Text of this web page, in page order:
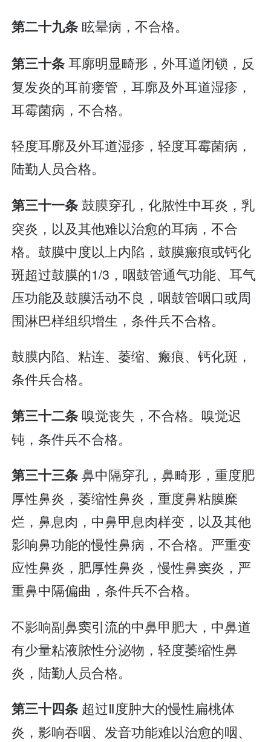
第二十九条 眩晕病，不合格。
第三十条耳廓明显畸形，外耳道闭锁，反
复发炎的耳前瘘管，耳廓及外耳道湿疹，
耳霉菌病，不合格。
轻度耳廓及外耳道湿疹，轻度耳霉菌病，
陆勤人员合格。
第三十一条鼓膜穿孔，化脓性中耳炎，乳
突炎，以及其他难以治愈的耳病，不合
格。鼓膜中度以上内陷，鼓膜瘢痕或钙化
斑超过鼓膜的1/3，咽鼓管通气功能、耳气
压功能及鼓膜活动不良，咽鼓管咽口或周
围淋巴样组织增生，条件兵不合格。
鼓膜内陷、粘连、萎缩、瘢痕、钙化斑，
条件兵合格。
第三十二条 嗅觉丧失，不合格。嗅觉迟
钝，条件兵不合格。
第三十三条鼻中隔穿孔，鼻畸形，重度肥
厚性鼻炎，萎缩性鼻炎，重度鼻粘膜糜
烂，鼻息肉，中鼻甲息肉样变，以及其他
影响鼻功能的慢性鼻病，不合格。严重变
应性鼻炎，肥厚性鼻炎，慢性鼻窦炎，严
重鼻中隔偏曲，条件兵不合格。
不影响副鼻窦引流的中鼻甲肥大，中鼻道
有少量粘液脓性分泌物，轻度萎缩性鼻
炎，陆勤人员合格。
第三十四条 超过Ⅱ度肿大的慢性扁桃体
炎，影响吞咽、发音功能难以治愈的咽、